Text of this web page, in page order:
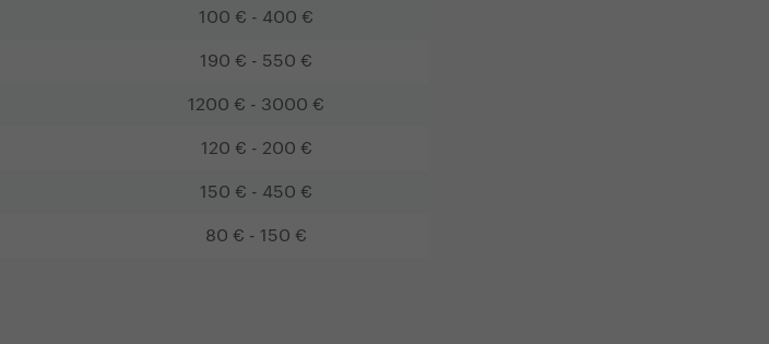
100 € - 400 €
190 € - 550 €
1200 € - 3000 €
120 € - 200 €
150 € - 450 €
80 € - 150 €